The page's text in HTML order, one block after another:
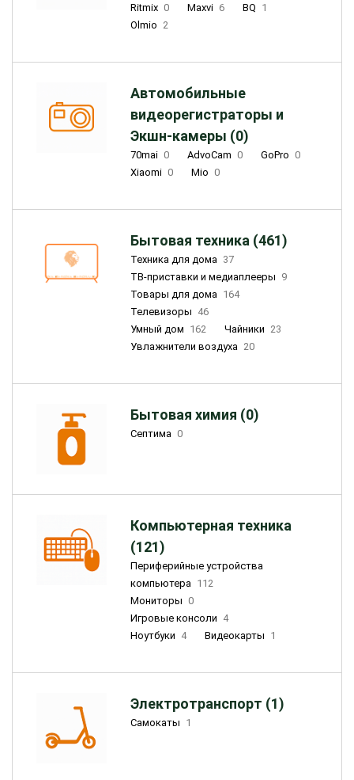
Ritmix 0 Maxvi 6 BQ 1
Olmio 2
Автомобильные
видеорегистраторы и
Экшн-камеры (0)
70mai 0 AdvoCam 0 GoPro 0
Xiaomi 0 Mio 0
Бытовая техника (461)
Техника для дома 37
ТВ-приставки и медиаплееры 9
Товары для дома 164
Телевизоры 46
Умный дом 162 Чайники 23
Увлажнители воздуха 20
Бытовая химия (0)
Септима 0
Компьютерная техника
(121)
Периферийные устройства
компьютера 112
Мониторы 0
Игровые консоли 4
Ноутбуки 4 Видеокарты 1
Электротранспорт (1)
Самокаты 1